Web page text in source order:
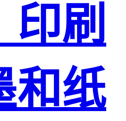
印刷
和纸